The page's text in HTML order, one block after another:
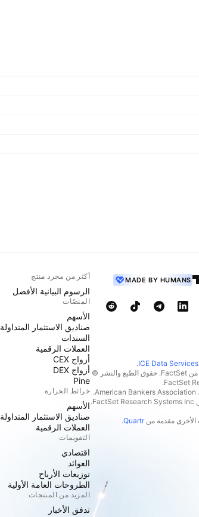
MADE BY HUMANS
ICE Data Services
.
حدد البيانات المرجعية المقدمة من FactSet. حقوق الطبع والنشر ©
حقوق الطبع والنشر © 2026، American Bankers Association.
قاعدة بيانات CUSIP مقدمة من FactSet Research Systems Inc.
Quartr
.
أكثر من مجرد منتج
الرسوم البيانية الأفضل
المنصّات
الأسهم
صناديق الاستثمار المتداولة
السندات
العملات الرقمية
أزواج CEX
أزواج DEX
Pine
خرائط الحرارة
الأسهم
صناديق الاستثمار المتداولة
العملات الرقمية
التقويمات
اقتصادي
العوائد
توزيعات الأرباح
الطروحات العامة الأولية
المزيد من المنتجات
تدفق الأخبار